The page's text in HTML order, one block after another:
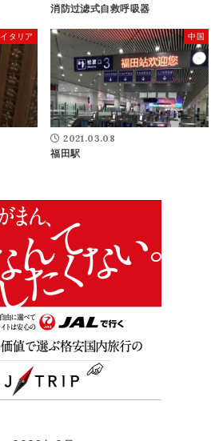
消防过滤式自救呼吸器
イタリア 中国
2021.03.08
福田駅